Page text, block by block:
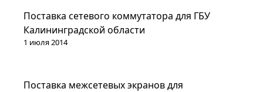
Проекты
1 июля 2014
Поставка сетевого коммутатора для ГБУ
Калининградской области
Проекты
Поставка межсетевых экранов для